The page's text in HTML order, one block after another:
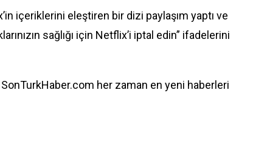
içeriklerini eleştiren bir dizi paylaşım yaptı ve
sağlığı için Netflix’i iptal edin” ifadelerini
her zaman en yeni haberleri